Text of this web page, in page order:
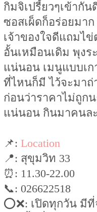
กิมจิเปรี้ยวๆเข้ากั
ซอสเผ็ดก็อร่อยมา
เจ้าของใจดีแถมไ
อั้นเหมือนเดิม พุงร
แน่นอน เมนูแบบเก
ที่ไหนก็มี ไว้จะมาถ่
ก่อนว่าราคาไม่ถูก
แน่นอน กินมาคนล
📌:Location
📍: สุขุมวิท 33
⏰: 11.30-22.00
📞: 026622518
⭕️❌: เปิดทุกวัน มี